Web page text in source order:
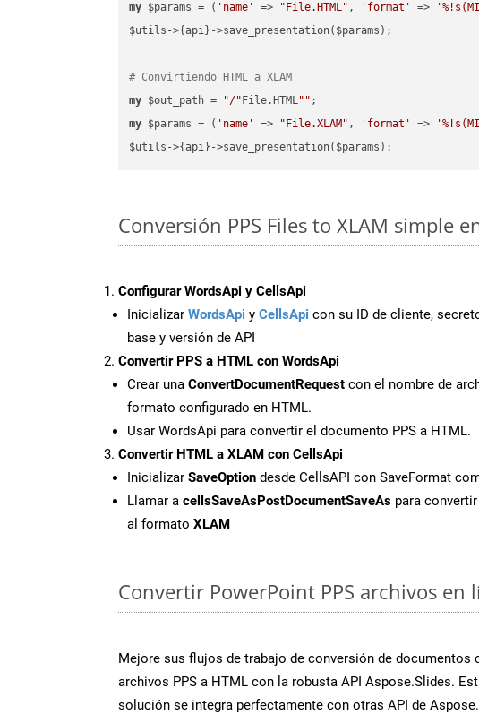
my $params = ( 'name' => "File.HTML" , 'format' =>
$utils->{api}->save_presentation($params);
# Convirtiendo HTML a XLAM
my $out_path = "/" File.HTML""
my $params = ( 'name' => "File.XLAM" , 'format' =>
Conversión PPS Files to XLAM simple
Configurar WordsApi y CellsApi
Inicializar WordsApi y CellsApi con su ID de cliente,
base y versión de API
Convertir PPS a HTML con WordsApi
Crear una ConvertDocumentRequest con el nombre de
formato configurado en HTML.
Usar WordsApi para convertir el documento PPS a HTML.
Convertir HTML a XLAM con CellsApi
Inicializar SaveOption desde CellsAPI con SaveFormat
Llamar a cellsSaveAsPostDocumentSaveAs para
al formato XLAM
Convertir PowerPoint PPS archivos
Mejore sus flujos de trabajo de conversión de documentos
archivos PPS a HTML con la robusta API Aspose.Slides.
solución se integra perfectamente con otras API de